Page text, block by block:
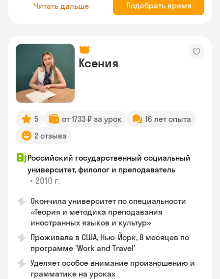
Читать дальше Подобрать время
Ксения
5 от 1733 ₽ за урок
16 лет опыта
2 отзыва
Российский государственный социальный
университет, филолог и преподаватель
• 2010 г.
Окончила университет по специальности
«Теория и методика преподавания
иностранных языков и культур»
Проживала в США, Нью-Йорк, 8 месяцев по
программе 'Work and Travel'
Уделяет особое внимание произношению и
грамматике на уроках